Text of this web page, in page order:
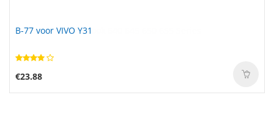
B-77 voor VIVO Y31
€23.88